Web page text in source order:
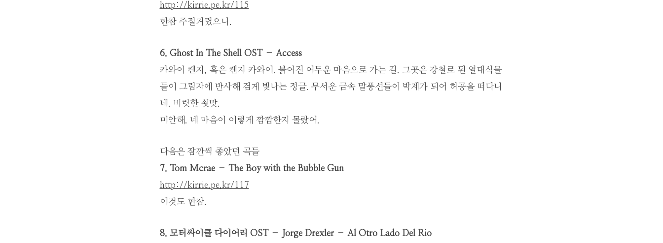
http://kirrie.pe.kr/115
한참 주절거렸으니.
6. Ghost In The Shell OST – Access
카와이 켄지, 혹은 켄지 카와이. 붉어진 어두운 마음으로 가는 길. 그곳은 강철로 된 열대식물
들이 그림자에 반사해 검게 빛나는 정글. 무서운 금속 말풍선들이 박제가 되어 허공을 떠다니
네. 비릿한 쇳맛.
미안해. 네 마음이 이렇게 깜깜한지 몰랐어.
다음은 잠깐씩 좋았던 곡들
7. Tom Mcrae – The Boy with the Bubble Gun
http://kirrie.pe.kr/117
이것도 한참.
8. 모터싸이클 다이어리 OST – Jorge Drexler – Al Otro Lado Del Rio